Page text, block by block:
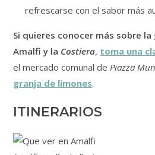
refrescarse con el sabor más
Si quieres conocer más sobre
Amalfi y la Costiera, toma una
el mercado comunal de Piazza
granja de limones.
ITINERARIOS